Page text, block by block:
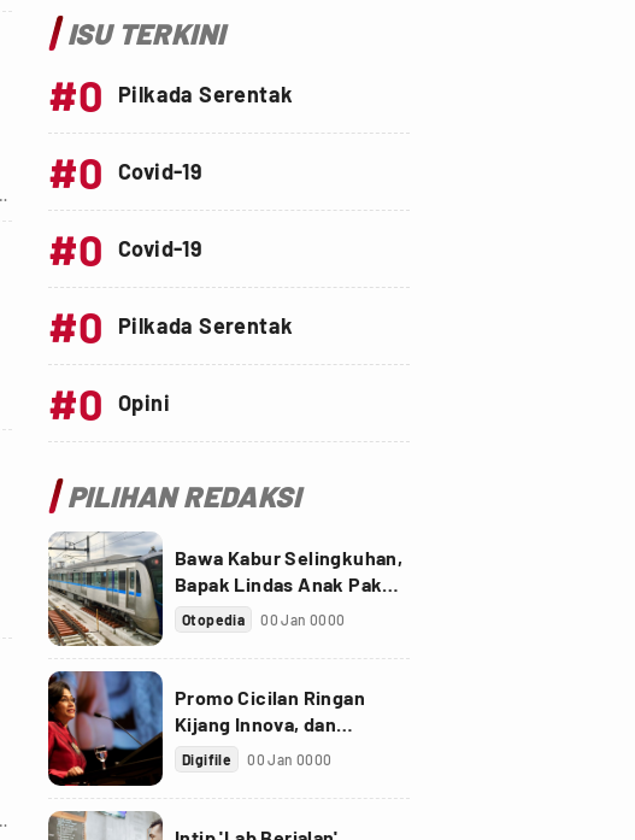
ISU TERKINI
#0 Pilkada Serentak
#0 Covid-19
#0 Covid-19
#0 Pilkada Serentak
#0 Opini
PILIHAN REDAKSI
Bawa Kabur Selingkuhan,
Bapak Lindas Anak Pakai
Truk Sawit
Otopedia 00 Jan 0000
Promo Cicilan Ringan
Kijang Innova, dan
Fortuner Setelah Diskon
PPnBM
Digifile 00 Jan 0000